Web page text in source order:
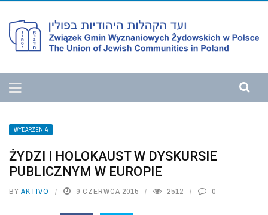
WYDARZENIA
ŻYDZI I HOLOKAUST W DYSKURSIE
PUBLICZNYM W EUROPIE
BY AKTIVO 9 CZERWCA 2015 2512 0